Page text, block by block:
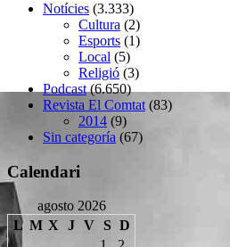
Notícies (3.333)
Cultura (2)
Esports (1)
Local (5)
Religió (3)
Podcast(6.650)
Revista El Comtat (83)
2014 (9)
Sin categoría (67)
Calendari
agosto 2026
L M X J V S D